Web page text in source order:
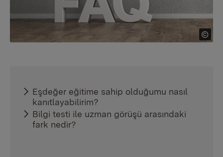
Eşdeğer eğitime sahip olduğumu nasıl
kanıtlayabilirim?
Bilgi testi ile uzman görüşü arasındaki
fark nedir?